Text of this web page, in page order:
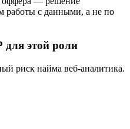
работы с данными, а не по
этой роли
риск найма веб-аналитика.